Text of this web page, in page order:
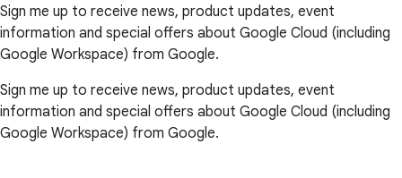
Sign me up to receive news, product updates, event
information and special offers about Google Cloud (including
Google Workspace) from Google.
Sign me up to receive news, product updates, event
information and special offers about Google Cloud (including
Google Workspace) from Google.